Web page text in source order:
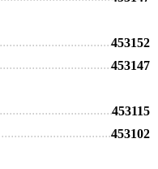
453152
453147
453115
453102